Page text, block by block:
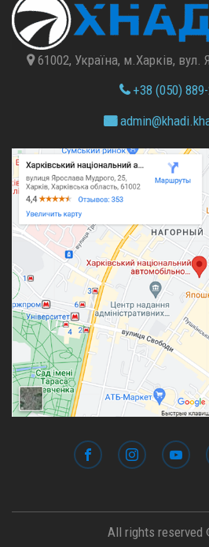
61002, Україна, м.Харків, вул.
+38 (050) 889-
admin@
All rights reserved